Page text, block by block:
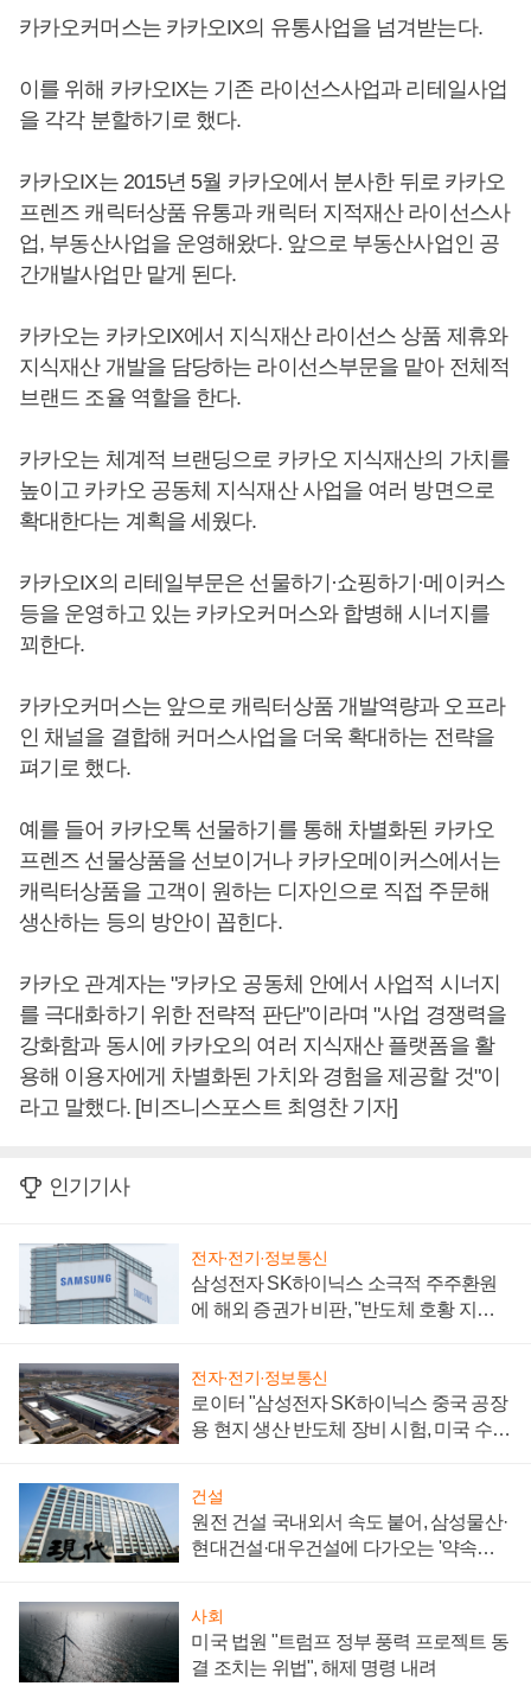
카카오커머스는 카카오IX의 유통사업을 넘겨받는다.
이를 위해 카카오IX는 기존 라이선스사업과 리테일사업
을 각각 분할하기로 했다.
카카오IX는 2015년 5월 카카오에서 분사한 뒤로 카카오
프렌즈 캐릭터상품 유통과 캐릭터 지적재산 라이선스사
업, 부동산사업을 운영해왔다. 앞으로 부동산사업인 공
간개발사업만 맡게 된다.
카카오는 카카오IX에서 지식재산 라이선스 상품 제휴와
지식재산 개발을 담당하는 라이선스부문을 맡아 전체적
브랜드 조율 역할을 한다.
카카오는 체계적 브랜딩으로 카카오 지식재산의 가치를
높이고 카카오 공동체 지식재산 사업을 여러 방면으로
확대한다는 계획을 세웠다.
카카오IX의 리테일부문은 선물하기·쇼핑하기·메이커스
등을 운영하고 있는 카카오커머스와 합병해 시너지를
꾀한다.
카카오커머스는 앞으로 캐릭터상품 개발역량과 오프라
인 채널을 결합해 커머스사업을 더욱 확대하는 전략을
펴기로 했다.
예를 들어 카카오톡 선물하기를 통해 차별화된 카카오
프렌즈 선물상품을 선보이거나 카카오메이커스에서는
캐릭터상품을 고객이 원하는 디자인으로 직접 주문해
생산하는 등의 방안이 꼽힌다.
카카오 관계자는 "카카오 공동체 안에서 사업적 시너지
를 극대화하기 위한 전략적 판단"이라며 "사업 경쟁력을
강화함과 동시에 카카오의 여러 지식재산 플랫폼을 활
용해 이용자에게 차별화된 가치와 경험을 제공할 것"이
라고 말했다. [비즈니스포스트 최영찬 기자]
인기기사
전자·전기·정보통신
삼성전자 SK하이닉스 소극적 주주환원
에 해외 증권가 비판, "반도체 호황 지속
전자·전기·정보통신
로이터 "삼성전자 SK하이닉스 중국 공장
용 현지 생산 반도체 장비 시험, 미국 수출
건설
원전 건설 국내외서 속도 붙어, 삼성물산·
현대건설·대우건설에 다가오는 '약속의
사회
미국 법원 "트럼프 정부 풍력 프로젝트 동
결 조치는 위법", 해제 명령 내려